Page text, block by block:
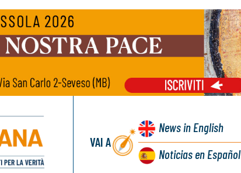
VAI A
Newsin English
Noticiasen Español